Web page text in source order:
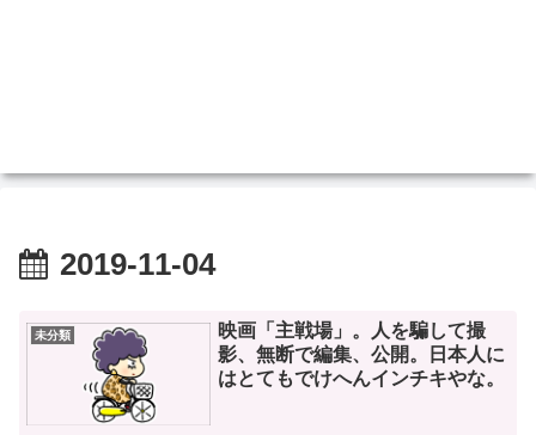
2019-11-04
未分類
映画「主戦場」。人を騙して撮
影、無断で編集、公開。日本人に
はとてもでけへんインチキやな。